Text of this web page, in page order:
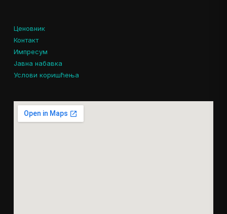
Ценовник
Контакт
Импресум
Јавна набавка
Услови коришћења